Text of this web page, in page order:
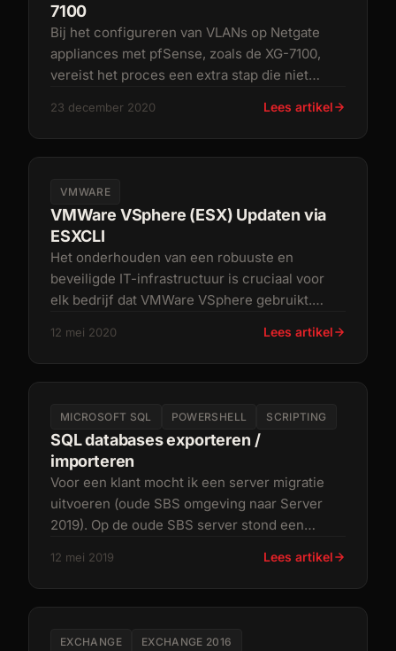
7100
Bij het configureren van VLANs op Netgate
appliances met pfSense, zoals de XG-7100,
vereist het proces een extra stap die niet
23 december 2020 Lees artikel
VMWARE
VMWare VSphere (ESX) Updaten via
ESXCLI
Het onderhouden van een robuuste en
beveiligde IT-infrastructuur is cruciaal voor
elk bedrijf dat VMWare VSphere gebruikt.
12 mei 2020 Lees artikel
MICROSOFT SQL POWERSHELL SCRIPTING
SQL databases exporteren /
importeren
Voor een klant mocht ik een server migratie
uitvoeren (oude SBS omgeving naar Server
2019). Op de oude SBS server stond een
12 mei 2019 Lees artikel
EXCHANGE EXCHANGE 2016